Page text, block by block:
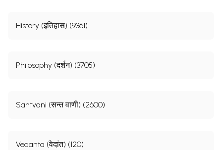
History (इतिहास) (9361)
Philosophy (दर्शन) (3705)
Santvani (सन्त वाणी) (2600)
Vedanta (वेदांत) (120)